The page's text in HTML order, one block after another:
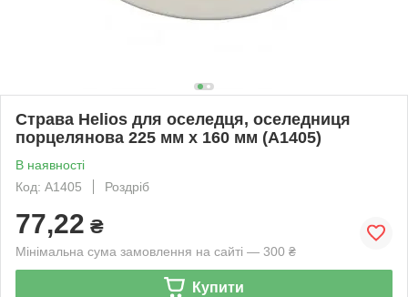
Страва Helios для оселедця, оселедниця
порцелянова 225 мм х 160 мм (A1405)
В наявності
Код: A1405
Роздріб
77,22 ₴
Мінімальна сума замовлення на сайті — 300 ₴
Купити